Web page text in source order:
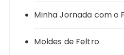
Minha Jornada com o
Moldes de Feltro